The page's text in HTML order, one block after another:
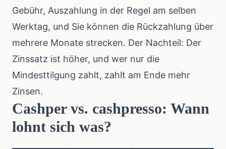
Gebühr, Auszahlung in der Regel am selben
Werktag, und Sie können die Rückzahlung über
mehrere Monate strecken. Der Nachteil: Der
Zinssatz ist höher, und wer nur die
Mindesttilgung zahlt, zahlt am Ende mehr
Zinsen.
Cashper vs. cashpresso: Wann
lohnt sich was?